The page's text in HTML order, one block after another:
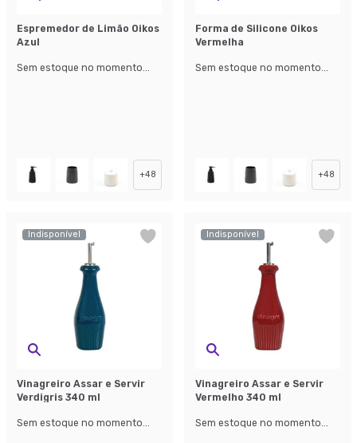
Espremedor de Limão Oikos
Azul
Sem estoque no momento...
+48
Forma de Silicone Oikos
Vermelha
Sem estoque no momento...
+48
Indisponível
Vinagreiro Assar e Servir
Verdigris 340 ml
Sem estoque no momento...
Indisponível
Vinagreiro Assar e Servir
Vermelho 340 ml
Sem estoque no momento...